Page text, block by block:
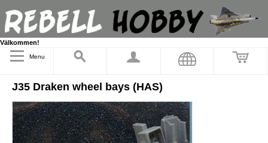
Välkommen!
Menu
J35 Draken wheel bays (HAS)